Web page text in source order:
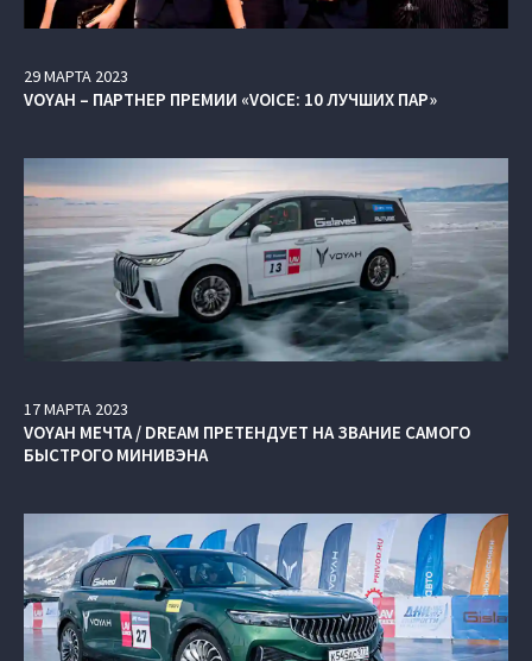
29МАРТА 2023
VOYAH – ПАРТНЕР ПРЕМИИ «VOICE: 10 ЛУЧШИХ ПАР»
17МАРТА 2023
VOYAH МЕЧТА / DREAM ПРЕТЕНДУЕТ НА ЗВАНИЕ САМОГО
БЫСТРОГО МИНИВЭНА